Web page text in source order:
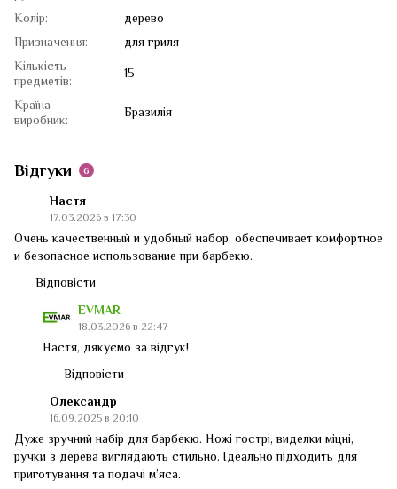
Колір:
дерево
Призначення:
для гриля
Кількість
предметів:
15
Країна
виробник:
Бразилія
Відгуки 6
Настя
17.03.2026 в 17:30
Очень качественный и удобный набор, обеспечивает комфортное
и безопасное использование при барбекю.
Відповісти
EVMAR
18.03.2026 в 22:47
Настя, дякуємо за відгук!
Відповісти
Олександр
16.09.2025 в 20:10
Дуже зручний набір для барбекю. Ножі гострі, виделки міцні,
ручки з дерева виглядають стильно. Ідеально підходить для
приготування та подачі м’яса.